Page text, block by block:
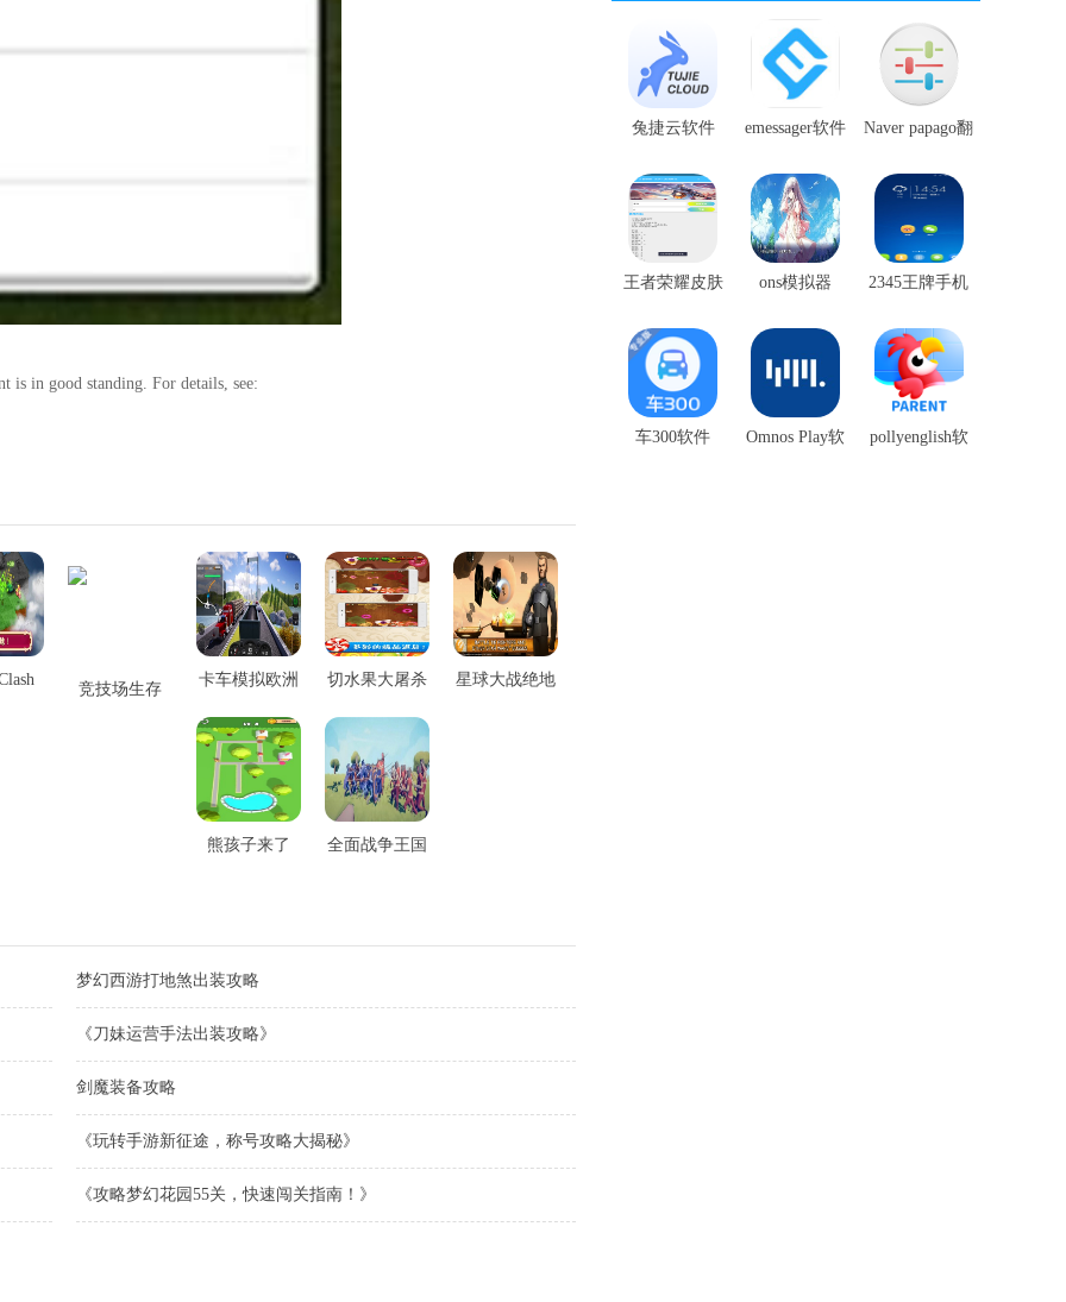
is in good standing. For details, see:
竞技场生存
卡车模拟欧洲
西班牙
切水果大屠杀 星球大战绝地
熊孩子来了 全面战争王国
梦幻西游打地煞出装攻略
《刀妹运营手法出装攻略》
剑魔装备攻略
《玩转手游新征途，称号攻略大揭秘》
《攻略梦幻花园55关，快速闯关指南！》
兔捷云软件 emessager软件
Naver papago翻
王者荣耀皮肤
ons模拟器
2345王牌手机
车300软件
Omnos Play软
pollyenglish软